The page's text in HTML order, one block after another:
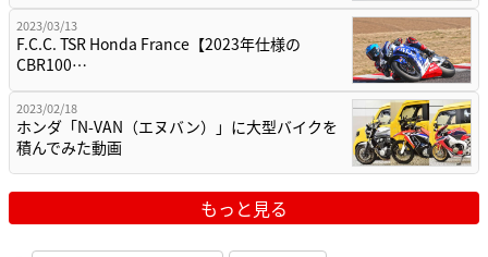
2023/03/13
F.C.C. TSR Honda France【2023年仕様の
CBR100…
2023/02/18
ホンダ「N-VAN（エヌバン）」に大型バイクを
積んでみた動画
もっと見る